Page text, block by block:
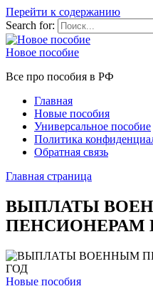
Перейти к содержанию
Search for:
Новое пособие
Все про пособия в РФ
Главная
Новые пособия
Универсальное пособие
Политика
Обратная связь
Главная страница
ВЫПЛАТЫ
ПЕНСИОНЕРАМ
Новые пособия